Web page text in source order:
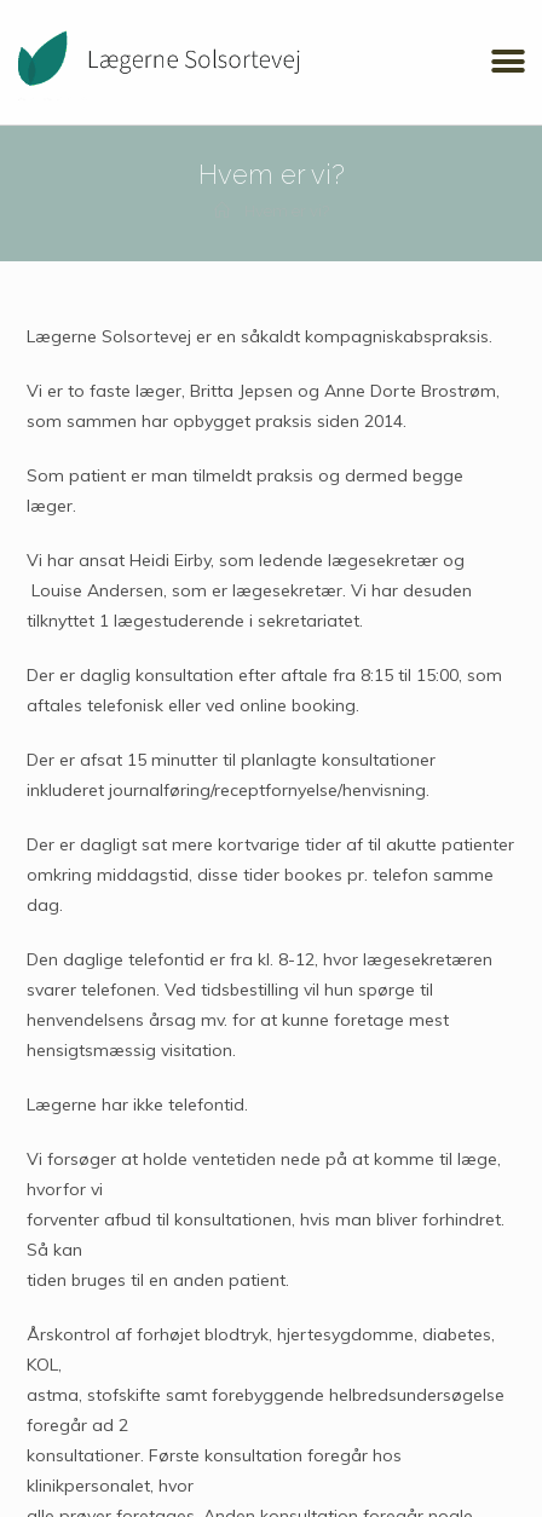
Hvem er vi?
Lægerne Solsortevej er en såkaldt kompagniskabspraksis.
Vi er to faste læger, Britta Jepsen og Anne Dorte Brostrøm,
som sammen har opbygget praksis siden 2014.
Som patient er man tilmeldt praksis og dermed begge
læger.
Vi har ansat Heidi Eirby, som ledende lægesekretær og
Louise Andersen, som er lægesekretær. Vi har desuden
tilknyttet 1 lægestuderende i sekretariatet.
Der er daglig konsultation efter aftale fra 8:15 til 15:00, som
aftales telefonisk eller ved online booking.
Der er afsat 15 minutter til planlagte konsultationer
inkluderet journalføring/receptfornyelse/henvisning.
Der er dagligt sat mere kortvarige tider af til akutte patienter
omkring middagstid, disse tider bookes pr. telefon samme
dag.
Den daglige telefontid er fra kl. 8-12, hvor lægesekretæren
svarer telefonen. Ved tidsbestilling vil hun spørge til
henvendelsens årsag mv. for at kunne foretage mest
hensigtsmæssig visitation.
Lægerne har ikke telefontid.
Vi forsøger at holde ventetiden nede på at komme til læge,
hvorfor vi
forventer afbud til konsultationen, hvis man bliver forhindret.
Så kan
tiden bruges til en anden patient.
Årskontrol af forhøjet blodtryk, hjertesygdomme, diabetes,
KOL,
astma, stofskifte samt forebyggende helbredsundersøgelse
foregår ad 2
konsultationer. Første konsultation foregår hos
klinikpersonalet, hvor